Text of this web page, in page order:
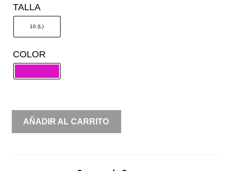
TALLA
10 (L)
COLOR
TRAJE
CORTO
AÑADIR AL CARRITO